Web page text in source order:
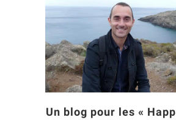
Un blog pour les «